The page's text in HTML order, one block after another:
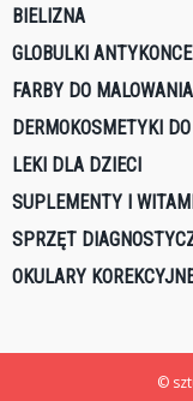
BIELIZNA
GLOBULKI
FARBY DO
DERMOKOSMETYKI
LEKI DLA DZIECI
SUPLEMENTY I
SPRZĘT
OKULARY
©